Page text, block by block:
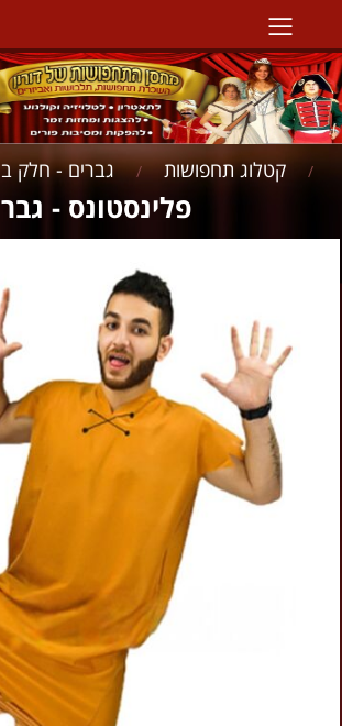
/ קטלוג תחפושות / גברים - חלק ב
פלינסטונס - גבר